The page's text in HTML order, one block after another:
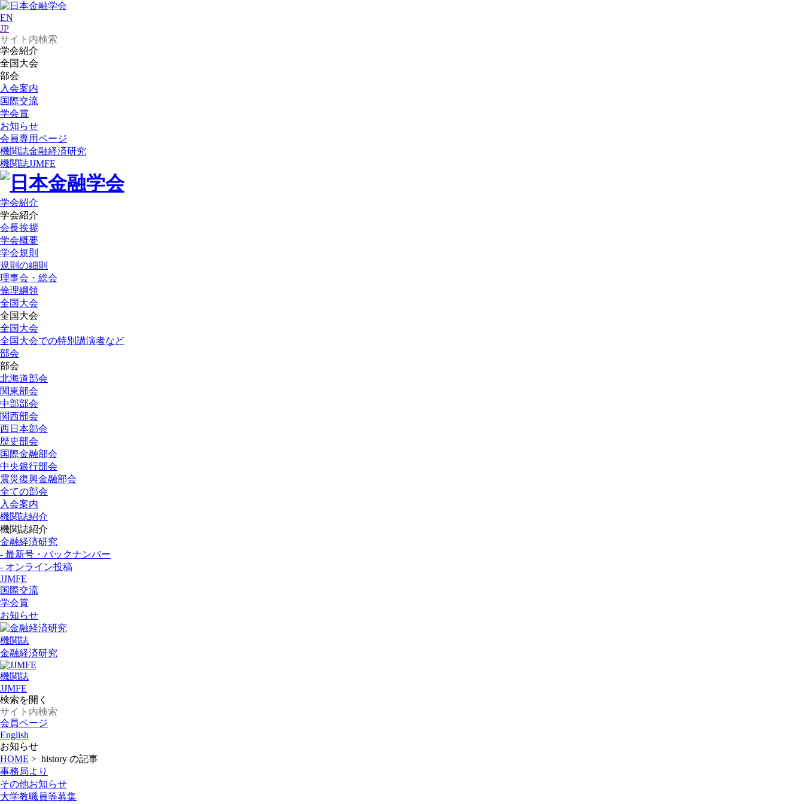
EN
JP
学会紹介
全国大会
部会
入会案内
国際交流
学会賞
お知らせ
会員専用ページ
機関誌金融経済研究
機関誌JJMFE
学会紹介
学会紹介
会長挨拶
学会概要
学会規則
規則の細則
理事会・総会
倫理綱領
全国大会
全国大会
全国大会
全国大会での特別講演者など
部会
部会
北海道部会
関東部会
中部部会
関西部会
西日本部会
歴史部会
国際金融部会
中央銀行部会
震災復興金融部会
全ての部会
入会案内
機関誌紹介
機関誌紹介
金融経済研究
- 最新号・バックナンバー
- オンライン投稿
JJMFE
国際交流
学会賞
お知らせ
機関誌
金融経済研究
機関誌
JJMFE
検索を開く
会員ページ
English
お知らせ
HOME > history の記事
事務局より
その他お知らせ
大学教職員等募集